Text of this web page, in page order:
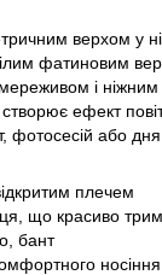
верхом у
фатиновим
і
створює ефект
фотосесій або
плечем
що красиво
бант
носіння